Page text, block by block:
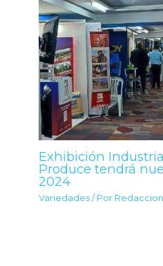
Exhibición
Produce tendrá
2024
Variedades / Por Redaccion